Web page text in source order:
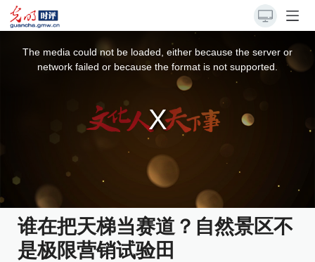
The media could not be loaded, either because the server or
network failed or because the format is not supported.
谁在把天梯当赛道？自然景区不
是极限营销试验田